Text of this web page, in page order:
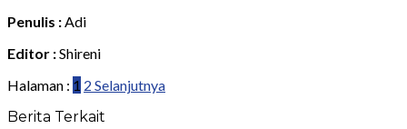
Penulis :Adi
Editor :Shireni
Halaman : 1 2 Selanjutnya
Berita Terkait